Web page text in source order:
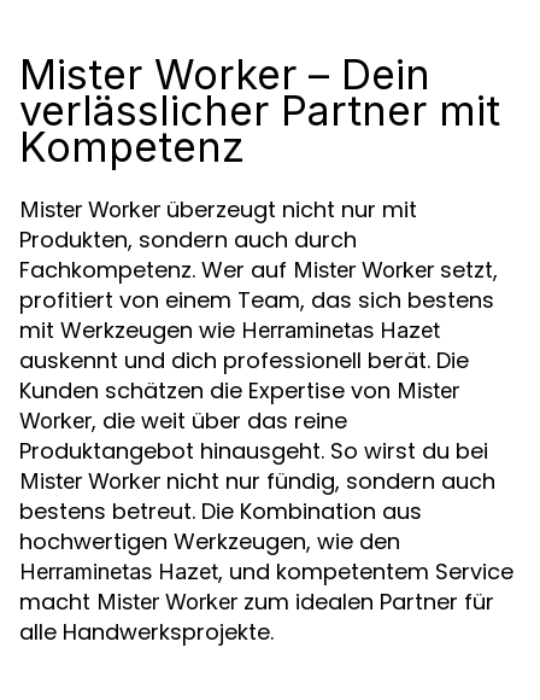
Mister Worker – Dein
verlässlicher Partner mit
Kompetenz
Mister Worker überzeugt nicht nur mit
Produkten, sondern auch durch
Fachkompetenz. Wer auf Mister Worker setzt,
profitiert von einem Team, das sich bestens
mit Werkzeugen wie Herraminetas Hazet
auskennt und dich professionell berät. Die
Kunden schätzen die Expertise von Mister
Worker, die weit über das reine
Produktangebot hinausgeht. So wirst du bei
Mister Worker nicht nur fündig, sondern auch
bestens betreut. Die Kombination aus
hochwertigen Werkzeugen, wie den
Herraminetas Hazet, und kompetentem Service
macht Mister Worker zum idealen Partner für
alle Handwerksprojekte.